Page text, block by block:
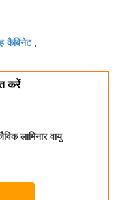
कैबिनेट,
करें
लामिनार वायु